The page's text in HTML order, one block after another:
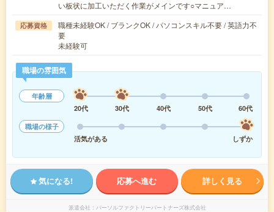
い板状に加工いただく作業がメインです○マニュア…
応募資格
職種未経験OK / ブランクOK / パソコンスキル不要 / 英語力不
要
未経験可
職場の雰囲気
年齢層
20代
30代 40代 50代
60代
職場の様子
活気がある
しずか
気になる! 応募へ進む 詳しく見る
派遣会社 パーソルファクトリーパートナーズ株式会社